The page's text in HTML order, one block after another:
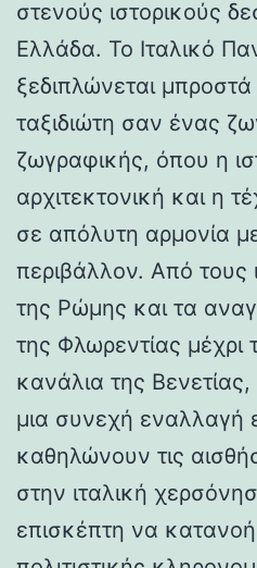
στενούς ιστορικούς
Ελλάδα. Το Ιταλικό
ξεδιπλώνεται
ταξιδιώτη σαν ένας
ζωγραφικής, όπου η
αρχιτεκτονική και η
σε απόλυτη αρμονία
περιβάλλον. Από τους
της Ρώμης και τα
της Φλωρεντίας μέχρι
κανάλια της
μια συνεχή εναλλαγή
καθηλώνουν τις
στην ιταλική
επισκέπτη να